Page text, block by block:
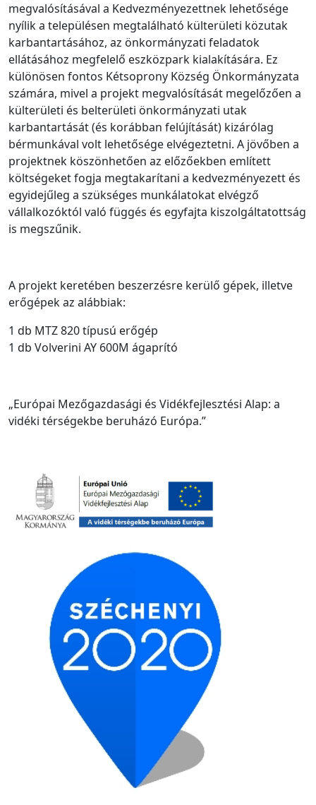
megvalósításával a Kedvezményezettnek lehetősége
nyílik a településen megtalálható külterületi közutak
karbantartásához, az önkormányzati feladatok
ellátásához megfelelő eszközpark kialakítására. Ez
különösen fontos Kétsoprony Község Önkormányzata
számára, mivel a projekt megvalósítását megelőzően a
külterületi és belterületi önkormányzati utak
karbantartását (és korábban felújítását) kizárólag
bérmunkával volt lehetősége elvégeztetni. A jövőben a
projektnek köszönhetően az előzőekben említett
költségeket fogja megtakarítani a kedvezményezett és
egyidejűleg a szükséges munkálatokat elvégző
vállalkozóktól való függés és egyfajta kiszolgáltatottság
is megszűnik.
A projekt keretében beszerzésre kerülő gépek, illetve
erőgépek az alábbiak:
1 db MTZ 820 típusú erőgép
1 db Volverini AY 600M ágaprító
„Európai Mezőgazdasági és Vidékfejlesztési Alap: a
vidéki térségekbe beruházó Európa.”